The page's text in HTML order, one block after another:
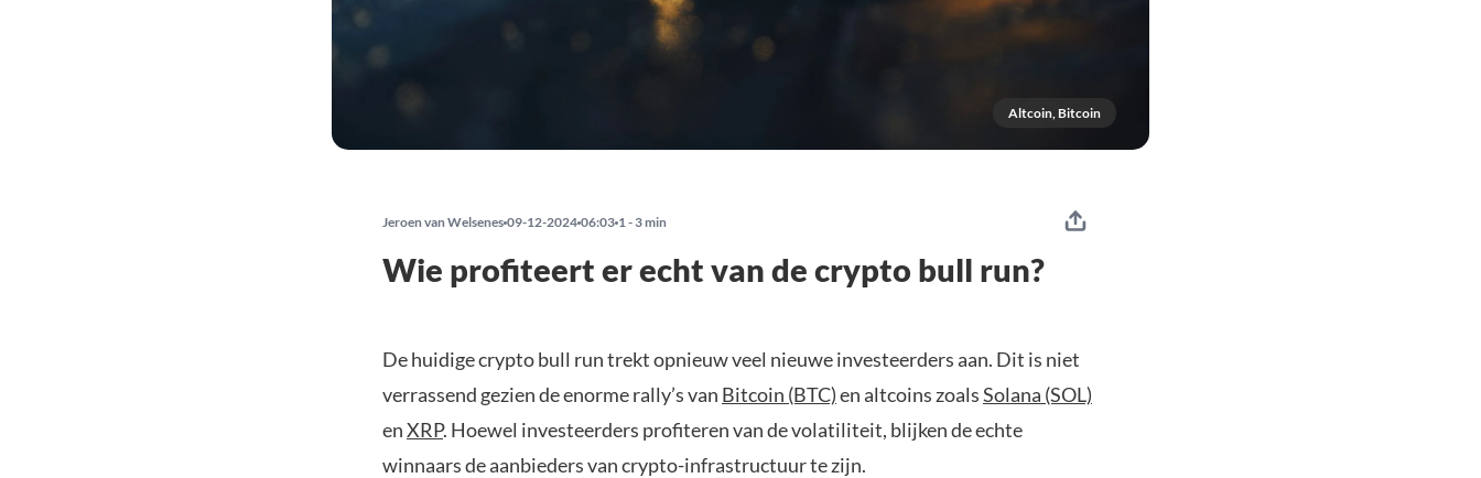
Altcoin, Bitcoin
Jeroen van Welsenes 09-12-2024 06:03 1 - 3 min
Wie profiteert er echt van de crypto bull run?
De huidige crypto bull run trekt opnieuw veel nieuwe investeerders aan. Dit is niet
verrassend gezien de enorme rally’s van Bitcoin (BTC)en altcoins zoalsSolana (SOL)
enXRP. Hoewel investeerders profiteren van de volatiliteit, blijken de echte
winnaars de aanbieders van crypto-infrastructuur te zijn.